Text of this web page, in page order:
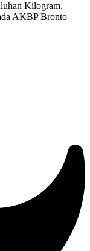
Kilogram,
AKBP Bronto